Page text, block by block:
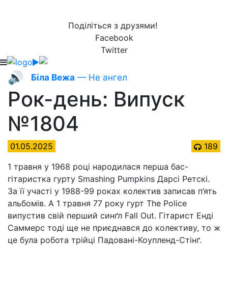
Поділіться з друзями!
Facebook
Twitter
🔊 Біла Вежа — Не ангел
Рок-день: Випуск
№1804
01.05.2025
189
1 травня у 1968 році народилася перша бас-
гітаристка гурту Smashing Pumpkins Дарсі Ретскі.
За її участі у 1988-99 роках колектив записав п’ять
альбомів. А 1 травня 77 року гурт The Police
випустив свій перший синґл Fall Out. Гітарист Енді
Саммерс тоді ще не приєднався до колективу, то ж
це була робота трійці Падовані-Коупленд-Стінґ.